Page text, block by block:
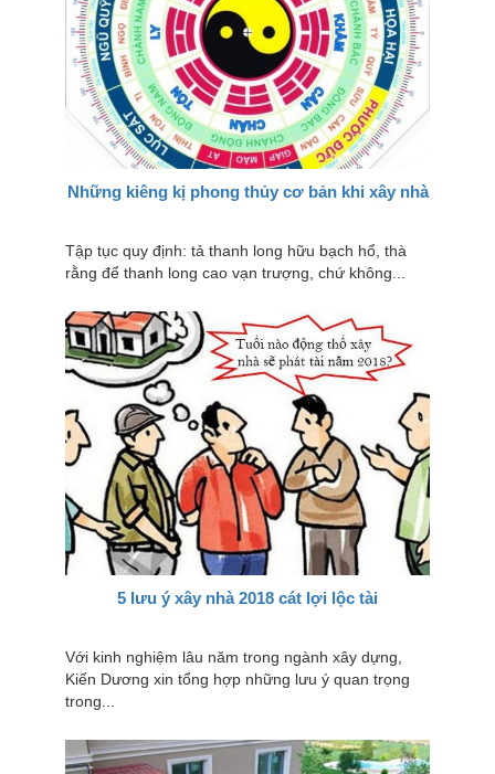
Những kiêng kị phong thủy cơ bản khi xây nhà
Tập tục quy định: tả thanh long hữu bạch hổ, thà
rằng để thanh long cao vạn trượng, chứ không...
5 lưu ý xây nhà 2018 cát lợi lộc tài
Với kinh nghiệm lâu năm trong ngành xây dựng,
Kiến Dương xin tổng hợp những lưu ý quan trọng
trong...